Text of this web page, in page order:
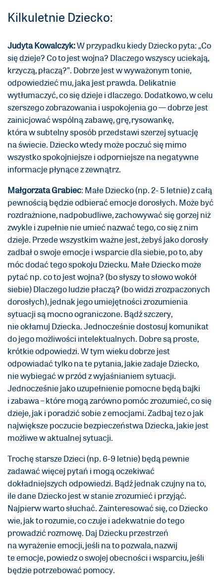
Kilkuletnie Dziecko:
Judyta Kowalczyk:W przypadku kiedy Dziecko pyta: „Co
się dzieje? Co to jest wojna? Dlaczego wszyscy uciekają,
krzyczą, płaczą?”. Dobrze jest w wyważonym tonie,
odpowiedzieć mu, jaka jest prawda. Delikatnie
wytłumaczyć, co się dzieje i dlaczego. Dodatkowo, w celu
szerszego zobrazowania i uspokojenia go — dobrze jest
zainicjować wspólną zabawę, grę, rysowankę,
która w subtelny sposób przedstawi szerzej sytuację
na świecie. Dziecko wtedy może poczuć się mimo
wszystko spokojniejsze i odporniejsze na negatywne
informacje płynące z zewnątrz.
Małgorzata Grabiec: Małe Dziecko (np. 2- 5 letnie) z całą
pewnością będzie odbierać emocje dorosłych. Może być
rozdrażnione, nadpobudliwe, zachowywać się gorzej niż
zwykle i zupełnie nie umieć nazwać tego, co się z nim
dzieje. Przede wszystkim ważne jest, żebyś jako dorosły
zadbał o swoje emocje i wsparcie dla siebie, po to, aby
móc dodać tego spokoju Dziecku. Małe Dziecko może
pytać np. co to jest wojna? (bo słyszy to słowo wokół
siebie) Dlaczego ludzie płaczą? (bo widzi zrozpaczonych
dorosłych), jednak jego umiejętności zrozumienia
sytuacji są mocno ograniczone. Bądź szczery,
nie okłamuj Dziecka. Jednocześnie dostosuj komunikat
do jego możliwości intelektualnych. Dobre są proste,
krótkie odpowiedzi. W tym wieku dobrze jest
odpowiadać tylko na te pytania, jakie zadaje Dziecko,
nie wybiegać w przód z wyjaśnianiem sytuacji.
Jednocześnie jako uzupełnienie pomocne będą bajki
i zabawa – które mogą zarówno pomóc zrozumieć, co się
dzieje, jak i poradzić sobie z emocjami. Zadbaj tez o jak
największe poczucie bezpieczeństwa Dziecka, jakie jest
możliwe w aktualnej sytuacji.
Trochę starsze Dzieci (np. 6-9 letnie) będą pewnie
zadawać więcej pytań i mogą oczekiwać
dokładniejszych odpowiedzi. Bądź jednak czujny na to,
ile dane Dziecko jest w stanie zrozumieć i przyjąć.
Najpierw warto słuchać. Zainteresować się, co Dziecko
wie, jak to rozumie, co czuje i adekwatnie do tego
prowadzić rozmowę. Daj Dziecku przestrzeń
na wyrażenie emocji, jeśli na to pozwala, nazwij
te emocje, powiedz o swojej obecności i wsparciu, jeśli
będzie potrzebować pomocy.